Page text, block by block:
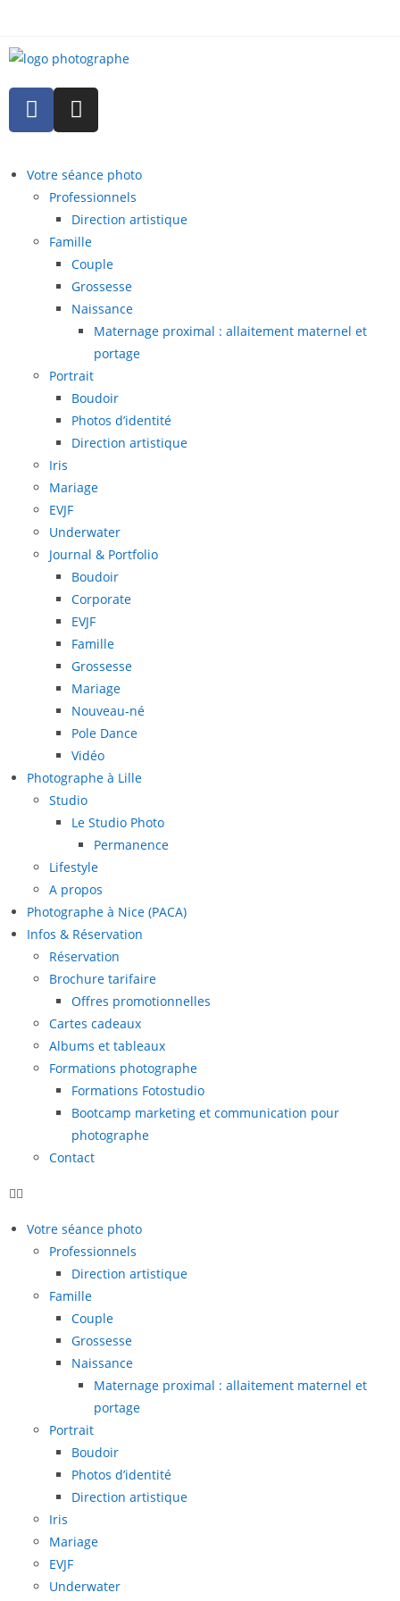
Votre séance photo
Professionnels
Direction artistique
Famille
Couple
Grossesse
Naissance
Maternage proximal : allaitement maternel et
portage
Portrait
Boudoir
Photos d’identité
Direction artistique
Iris
Mariage
EVJF
Underwater
Journal & Portfolio
Boudoir
Corporate
EVJF
Famille
Grossesse
Mariage
Nouveau-né
Pole Dance
Vidéo
Photographe à Lille
Studio
Le Studio Photo
Permanence
Lifestyle
A propos
Photographe à Nice (PACA)
Infos & Réservation
Réservation
Brochure tarifaire
Offres promotionnelles
Cartes cadeaux
Albums et tableaux
Formations photographe
Formations Fotostudio
Bootcamp marketing et communication pour
photographe
Contact
Votre séance photo
Professionnels
Direction artistique
Famille
Couple
Grossesse
Naissance
Maternage proximal : allaitement maternel et
portage
Portrait
Boudoir
Photos d’identité
Direction artistique
Iris
Mariage
EVJF
Underwater